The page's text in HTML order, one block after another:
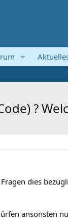
?
dies
ansonsten